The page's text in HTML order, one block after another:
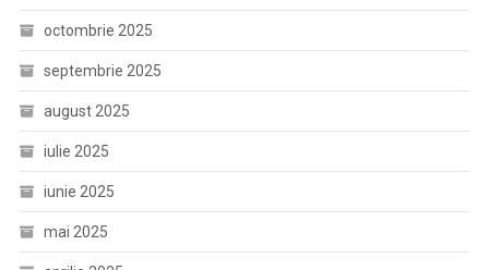
octombrie 2025
septembrie 2025
august 2025
iulie 2025
iunie 2025
mai 2025